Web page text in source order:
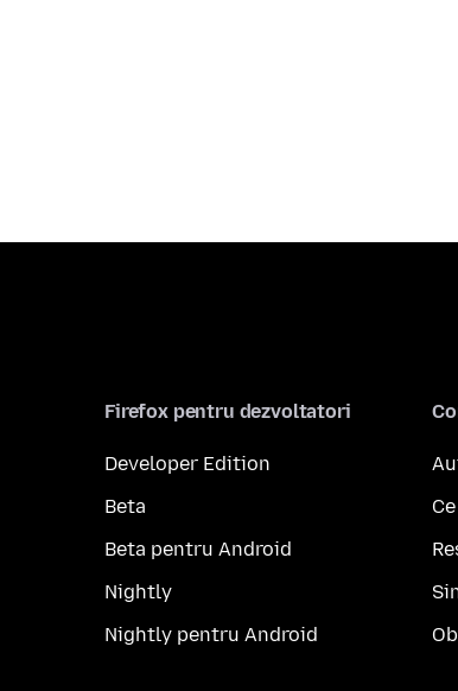
Firefox pentru dezvoltatori
Developer Edition
Beta
Beta pentru Android
Nightly
Nightly pentru Android